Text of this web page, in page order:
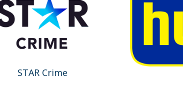
STAR Crime